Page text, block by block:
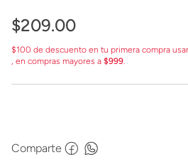
$209.00
$100 de descuento en tu primera compra
, en compras mayores a $999.
Comparte